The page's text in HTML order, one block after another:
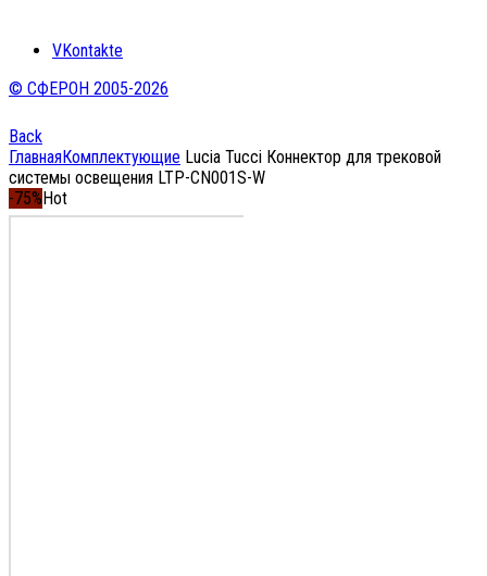
VKontakte
© СФЕРОН 2005-2026
Back
ГлавнаяКомплектующие Lucia Tucci Коннектор для трековой
системы освещения LTP-CN001S-W
-75% Hot